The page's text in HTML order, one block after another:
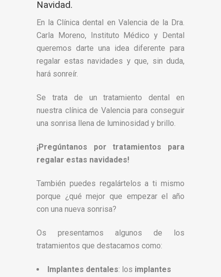
Navidad.
En la Clínica dental en Valencia de la Dra.
Carla Moreno, Instituto Médico y Dental
queremos darte una idea diferente para
regalar estas navidades y que, sin duda,
hará sonreír.
Se trata de un tratamiento dental en
nuestra clínica de Valencia para conseguir
una sonrisa llena de luminosidad y brillo.
¡Pregúntanos por tratamientos para
regalar estas navidades!
También puedes regalártelos a ti mismo
porque ¿qué mejor que empezar el año
con una nueva sonrisa?
Os presentamos algunos de los
tratamientos que destacamos como:
Implantes dentales: los implantes